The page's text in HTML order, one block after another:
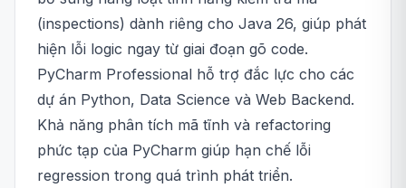
(inspections) dành riêng cho Java 26, giúp phát
hiện lỗi logic ngay từ giai đoạn gõ code.
PyCharm Professional hỗ trợ đắc lực cho các
dự án Python, Data Science và Web Backend.
Khả năng phân tích mã tĩnh và refactoring
phức tạp của PyCharm giúp hạn chế lỗi
regression trong quá trình phát triển.